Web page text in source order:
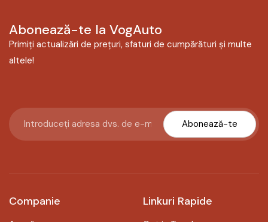
Abonează-te la VogAuto
Primiți actualizări de prețuri, sfaturi de cumpărături și multe
altele!
Abonează-te
Companie Linkuri Rapide